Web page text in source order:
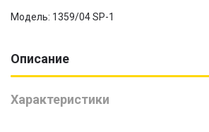
Модель: 1359/04 SP-1
Описание
Характеристики